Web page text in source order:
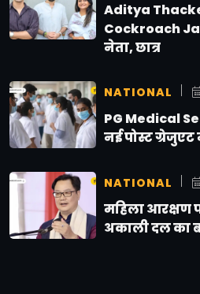
Aditya
Cockroach
नेता, छात्र
NATIONAL
PG Medical
नई पोस्ट
NATIONAL
महिला आरक्षण
अकाली दल का